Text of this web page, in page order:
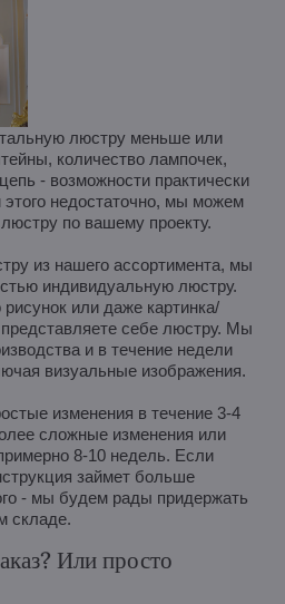
люстру меньше или
количество лампочек,
- возможности практически
недостаточно, мы можем
по вашему проекту.
из нашего ассортимента, мы
индивидуальную люстру.
или даже картинка/
себе люстру. Мы
и в течение недели
визуальные изображения.
изменения в течение 3-4
сложные изменения или
8-10 недель. Если
займет больше
- мы будем рады придержать
складе.
Или просто